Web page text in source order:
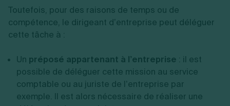
Toutefois, pour des raisons de temps ou de
compétence, le dirigeant d’entreprise peut déléguer
cette tâche à :
Un préposé appartenant à l’entreprise : il est
possible de déléguer cette mission au service
comptable ou au juriste de l’entreprise par
exemple. Il est alors nécessaire de réaliser une